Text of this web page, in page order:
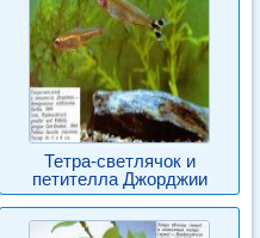
Тетра-светлячок и
петителла Джорджии